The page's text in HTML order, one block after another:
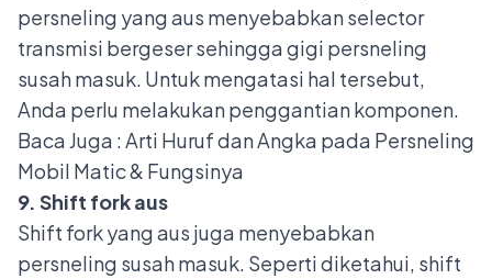
persneling yang aus menyebabkan selector
transmisi bergeser sehingga gigi persneling
susah masuk. Untuk mengatasi hal tersebut,
Anda perlu melakukan penggantian komponen.
Baca Juga :Arti Huruf dan Angka pada Persneling
Mobil Matic & Fungsinya
9. Shift fork aus
Shift fork yang aus juga menyebabkan
persneling susah masuk. Seperti diketahui, shift